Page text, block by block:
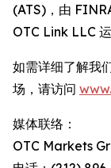
(ATS)，由
OTC Link LLC 运
如需详细了解我
场，请访问
媒体联络：
OTC Markets